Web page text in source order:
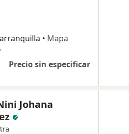
• Mapa
Precio sin especificar
Johana